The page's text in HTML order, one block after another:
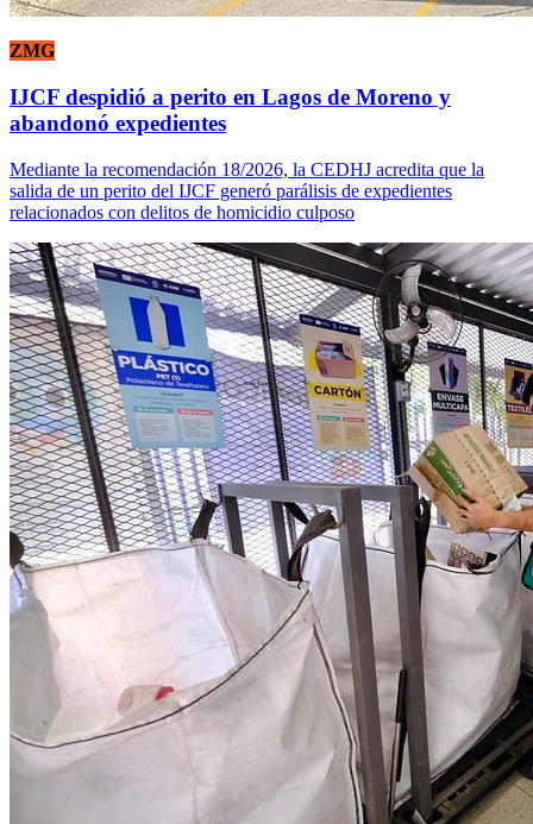
ZMG
IJCF despidió a perito en Lagos de Moreno y
abandonó expedientes
Mediante la recomendación 18/2026, la CEDHJ acredita que la
salida de un perito del IJCF generó parálisis de expedientes
relacionados con delitos de homicidio culposo